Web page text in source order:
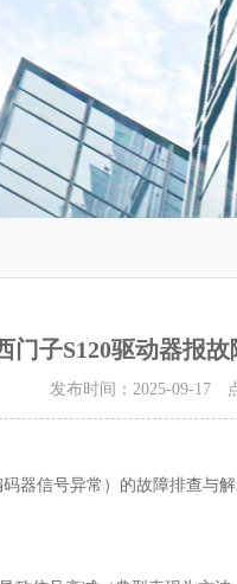
门子S120驱动器报故
发布时间：2025-09-17
器信号异常）的故障排查与